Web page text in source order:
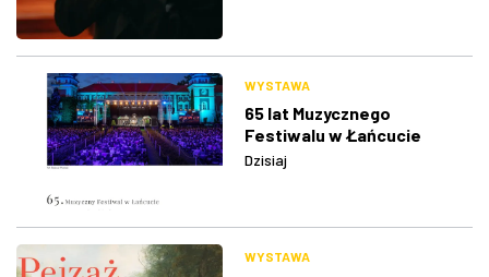
WYSTAWA
65 lat Muzycznego
Festiwalu w Łańcucie
Dzisiaj
WYSTAWA